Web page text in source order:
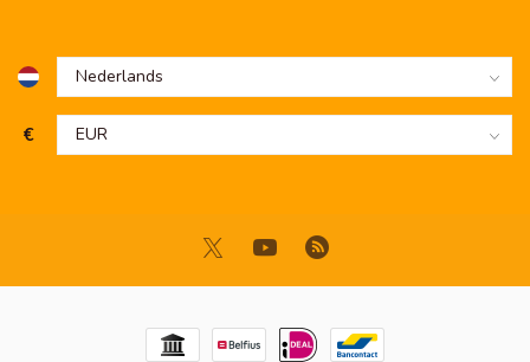
€